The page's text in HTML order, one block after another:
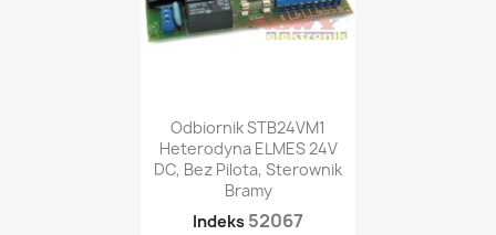
Odbiornik STB24VM1
Heterodyna ELMES 24V
DC, Bez Pilota, Sterownik
Bramy
Indeks 52067